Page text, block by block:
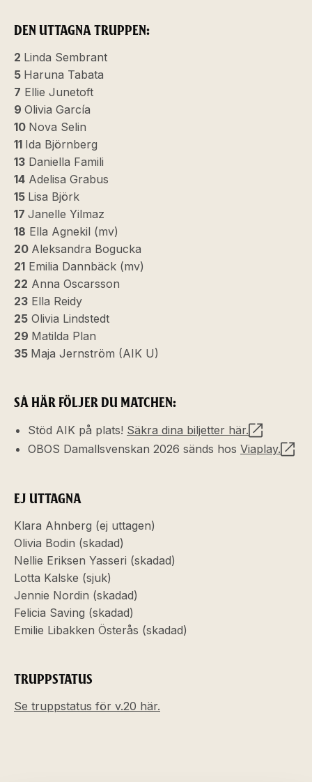
DEN UTTAGNA TRUPPEN:
2 Linda Sembrant
5 Haruna Tabata
7 Ellie Junetoft
9 Olivia García
10 Nova Selin
11 Ida Björnberg
13 Daniella Famili
14 Adelisa Grabus
15 Lisa Björk
17 Janelle Yilmaz
18 Ella Agnekil (mv)
20 Aleksandra Bogucka
21 Emilia Dannbäck (mv)
22 Anna Oscarsson
23 Ella Reidy
25 Olivia Lindstedt
29 Matilda Plan
35 Maja Jernström (AIK U)
SÅ HÄR FÖLJER DU MATCHEN:
Stöd AIK på plats! Säkra dina biljetter här.
OBOS Damallsvenskan 2026 sänds hos Viaplay.
EJ UTTAGNA
Klara Ahnberg (ej uttagen)
Olivia Bodin (skadad)
Nellie Eriksen Yasseri (skadad)
Lotta Kalske (sjuk)
Jennie Nordin (skadad)
Felicia Saving (skadad)
Emilie Libakken Österås (skadad)
TRUPPSTATUS
Se truppstatus för v.20 här.